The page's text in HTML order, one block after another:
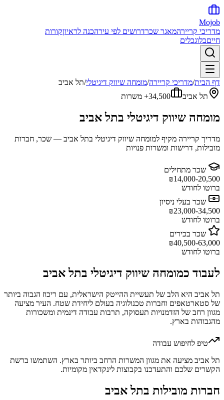
Mojob
מדריכי קריירהמאגר שכרדרושים לפי עירהכנה לראיוןקורות
חייםבלוגכלים
דף הבית/מדריכי קריירה/מומחה שיווק דיגיטלי/תל אביב
תל אביב
34,500+ משרות
מומחה שיווק דיגיטלי בתל אביב
מדריך קריירה מקיף למומחה שיווק דיגיטלי בתל אביב — שכר, חברות
מובילות, דרישות ומשרות פנויות
שכר מתחילים
₪14,000-20,500
ברוטו לחודש
שכר בעלי ניסיון
₪23,000-34,500
ברוטו לחודש
שכר בכירים
₪40,500-63,000
ברוטו לחודש
לעבוד כמומחה שיווק דיגיטלי בתל אביב
תל אביב היא הלב של תעשיית ההייטק הישראלית, עם ריכוז הגבוה ביותר
של סטארטאפים וחברות טכנולוגיה בעולם ליחידת שטח. העיר מציעה
מגוון רחב של הזדמנויות תעסוקה, תרבות עבודה דינמית ומשכורות
מהגבוהות בארץ.
טיפ לחיפוש עבודה
תל אביב מציעה את מגוון המשרות הרחב ביותר בארץ. השתמשו ברשת
הקשרים שלכם והתעדכנו בקבוצות לינקדאין מקומיות.
חברות מובילות בתל אביב